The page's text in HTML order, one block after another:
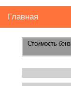
Главная
Стоимость